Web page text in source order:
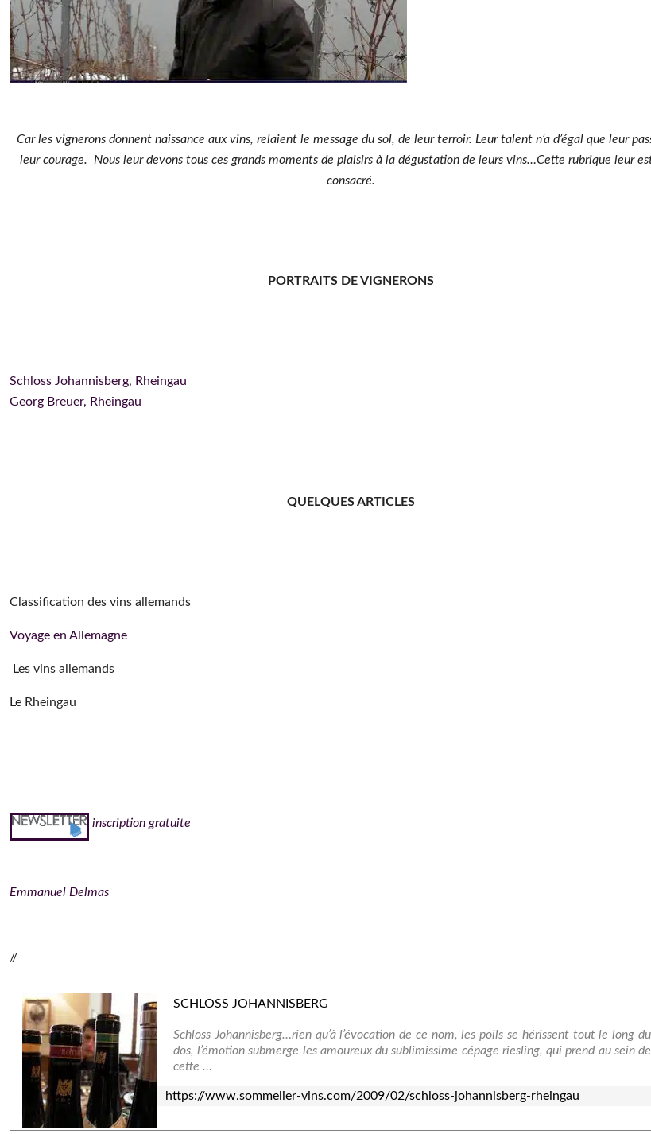
Car les vignerons donnent naissance aux vins, relaient le message du sol, de leur terroir. Leur talent n’a d’égal que leur
leur courage. Nous leur devons tous ces grands moments de plaisirs à la dégustation de leurs vins…Cette rubrique leur
consacré.
PORTRAITS DE VIGNERONS
Schloss Johannisberg, Rheingau
Georg Breuer, Rheingau
QUELQUES ARTICLES
Classification des vins allemands
Voyage en Allemagne
Les vins allemands
Le Rheingau
inscription gratuite
Emmanuel Delmas
//
SCHLOSS JOHANNISBERG
Schloss Johannisberg…rien qu’à l’évocation de ce nom, les poils se hérissent tout le long du
dos, l’émotion submerge les amoureux du sublimissime cépage riesling, qui prend au sein de
cette …
https://www.sommelier-vins.com/2009/02/schloss-johannisberg-rheingau